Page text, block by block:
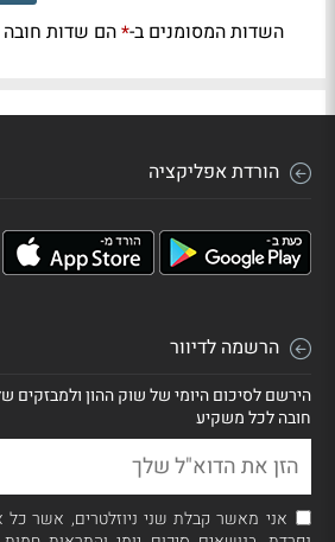
השדות המסומנים ב-*הם שדות חובה
הורדת אפליקציה
הרשמה לדיוור
הירשם לסיכום היומי של שוק ההון ולמבזקים
חובה לכל משקיע
אני מאשר קבלת שני ניוזלטרים, אשר